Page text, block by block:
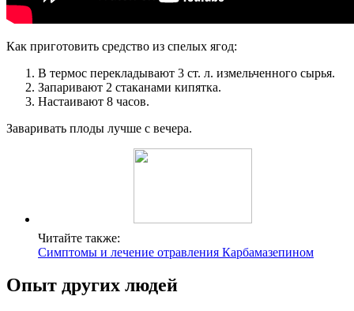
Как приготовить средство из спелых ягод:
В термос перекладывают 3 ст. л. измельченного сырья.
Запаривают 2 стаканами кипятка.
Настаивают 8 часов.
Заваривать плоды лучше с вечера.
Читайте также:
Симптомы и лечение отравления Карбамазепином
Опыт других людей